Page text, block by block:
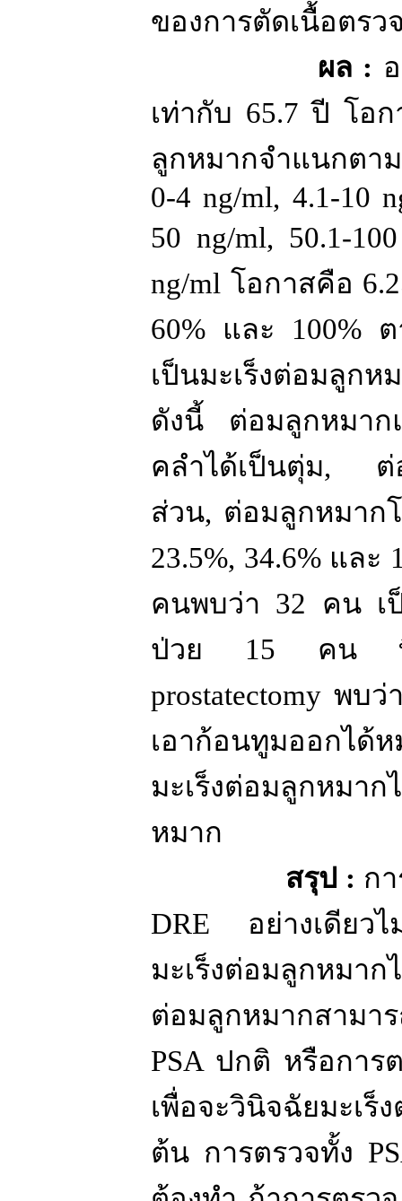
ของการตัดเนื้อตรว
ผล :
เท่ากับ 65.7ปี โอก
ลูกหมากจำแนกตา
0-4 ng/ml, 4.1-10
50 ng/ml, 50.1-
ng/ml โอกาสคือ
60% และ 100%
เป็นมะเร็งต่อมลูก
ดังนี้ ต่อมลูกหมาก
คลำได้เป็นตุ่ม, ต่
ส่วน, ต่อมลูกหมาก
23.5%, 34.6% และ
คนพบว่า 32 คน เ
ป่วย 15 คน
prostatectomy พบว่
เอาก้อนทูมออกไ
มะเร็งต่อมลูกหมา
หมาก
สรุป : ก
DRE อย่างเดียว
มะเร็งต่อมลูกหมา
ต่อมลูกหมากสามา
PSA ปกติ หรือการ
เพื่อจะวินิจฉัยมะเร็
ต้น การตรวจทั้ง